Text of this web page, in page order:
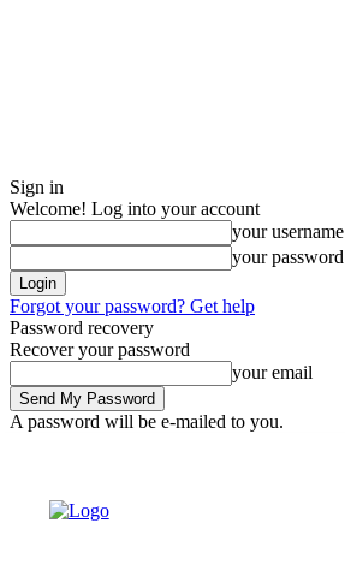
Sign in
Welcome! Log into your account
your username
your password
Forgot your password? Get help
Password recovery
Recover your password
your email
A password will be e-mailed to you.